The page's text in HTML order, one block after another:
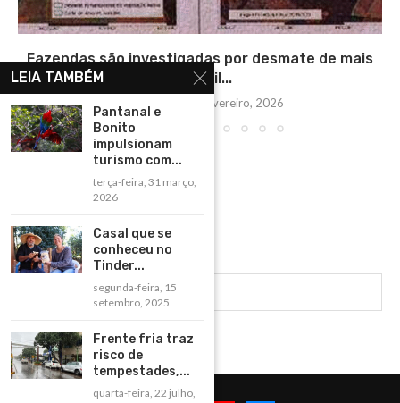
Fazendas são investigadas por desmate de mais
de 3 mil...
segunda-feira, 2 fevereiro, 2026
LEIA TAMBÉM
Pantanal e
Bonito
impulsionam
turismo com...
terça-feira, 31 março,
2026
Casal que se
conheceu no
Tinder...
segunda-feira, 15
setembro, 2025
Frente fria traz
risco de
tempestades,...
quarta-feira, 22 julho,